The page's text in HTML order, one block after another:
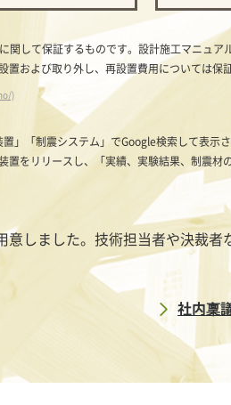
して保証するものです。設計施工マニュ
および取り外し、再設置費用については保
)
」「制震システム」でGoogle検索して表示
をリリースし、「実績、実験結果、制震
しました。技術担当者や決裁
社内稟